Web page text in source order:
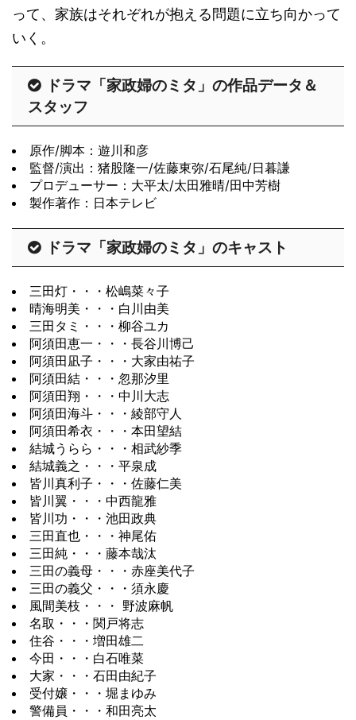
って、家族はそれぞれが抱える問題に立ち向かって
いく。
ドラマ「家政婦のミタ」の作品データ＆
スタッフ
原作/脚本：遊川和彦
監督/演出：猪股隆一/佐藤東弥/石尾純/日暮謙
プロデューサー：大平太/太田雅晴/田中芳樹
製作著作：日本テレビ
ドラマ「家政婦のミタ」のキャスト
三田灯・・・松嶋菜々子
晴海明美・・・白川由美
三田タミ・・・柳谷ユカ
阿須田恵一・・・長谷川博己
阿須田凪子・・・大家由祐子
阿須田結・・・忽那汐里
阿須田翔・・・中川大志
阿須田海斗・・・綾部守人
阿須田希衣・・・本田望結
結城うらら・・・相武紗季
結城義之・・・平泉成
皆川真利子・・・佐藤仁美
皆川翼・・・中西龍雅
皆川功・・・池田政典
三田直也・・・神尾佑
三田純・・・藤本哉汰
三田の義母・・・赤座美代子
三田の義父・・・須永慶
風間美枝・・・ 野波麻帆
名取・・・関戸将志
住谷・・・増田雄二
今田・・・白石唯菜
大家・・・石田由紀子
受付嬢・・・堀まゆみ
警備員・・・和田亮太